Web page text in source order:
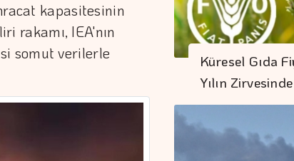
kapasitesinin
rakamı, IEA'nın
somut verilerle
Küresel Gıda
Yılın Zirvesinde